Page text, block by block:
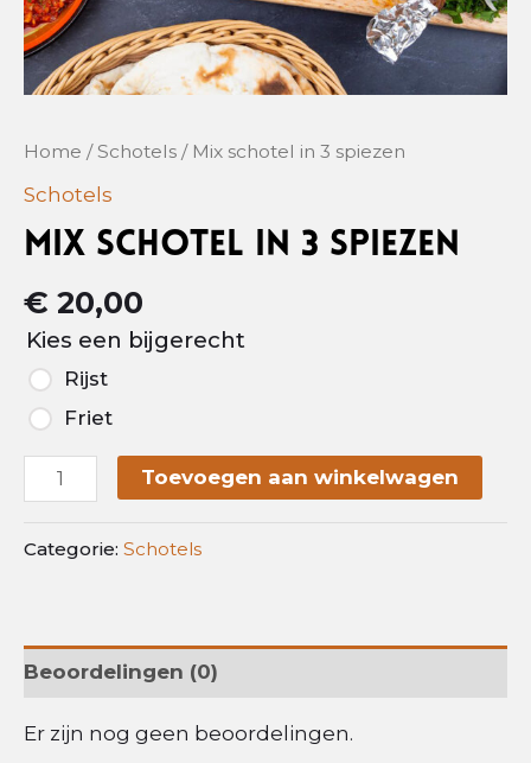
Home /Schotels / Mix schotel in 3 spiezen
Schotels
Mix schotel in 3 spiezen
€ 20,00
Kies een bijgerecht
Rijst
Friet
Toevoegen aan winkelwagen
Categorie: Schotels
Beoordelingen (0)
Er zijn nog geen beoordelingen.